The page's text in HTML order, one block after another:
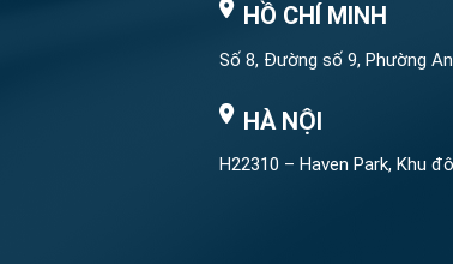
HỒ CHÍ MINH
Số 8, Đường số 9, Phường
HÀ NỘI
H22310 – Haven Park, Khu